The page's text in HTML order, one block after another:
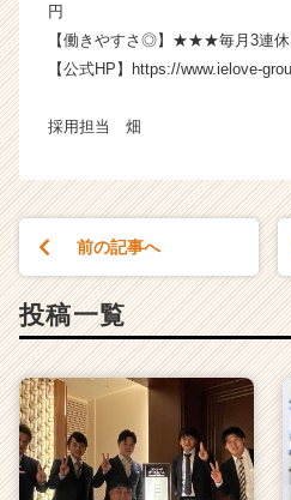
r）
円
【働きやすさ◎】★★★毎月3連
【公式HP】https://www.ielove-
採用担当 畑
前の記事へ
投稿一覧